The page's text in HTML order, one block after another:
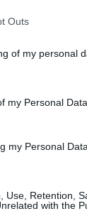
Outs
of my personal
my Personal Data.
my Personal
Use, Retention,
with the
1$ dépendent
pour
on estime